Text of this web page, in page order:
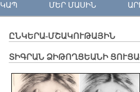
ԿԱՊ ՄԵՐ ՄԱՍԻՆ
ԸՆԿԵՐԱ-ՄՇԱԿՈՒԹԱՅԻՆ
ՏԻԳՐԱՆ ՁԻԹՈՂՑԵԱՆԻ